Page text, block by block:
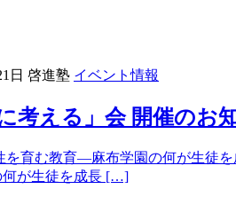
日 啓進塾 イベント情報
考える」会 開催のお
育む教育―麻布学園の何が生徒
何が生徒を成長 […]